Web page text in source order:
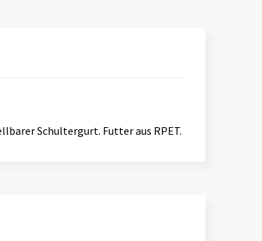
Schultergurt. Futter aus RPET.